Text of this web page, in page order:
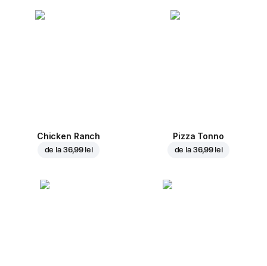
Chicken Ranch
de la 36,99 lei
Pizza Tonno
de la 36,99 lei